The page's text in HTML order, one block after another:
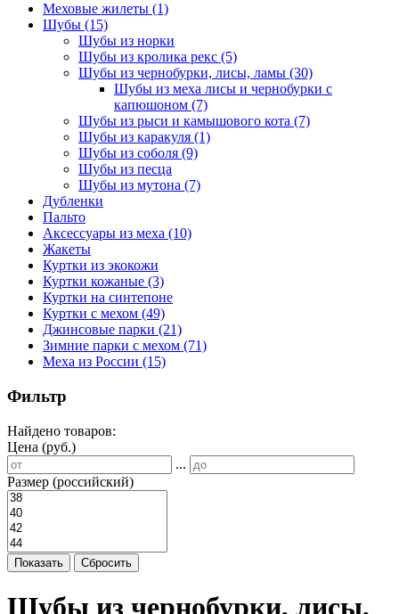
Меховые жилеты (1)
Шубы (15)
Шубы из норки
Шубы из кролика рекс (5)
Шубы из чернобурки, лисы, ламы (30)
Шубы из меха лисы и чернобурки с
капюшоном (7)
Шубы из рыси и камышового кота (7)
Шубы из каракуля (1)
Шубы из соболя (9)
Шубы из песца
Шубы из мутона (7)
Дубленки
Пальто
Аксессуары из меха (10)
Жакеты
Куртки из экокожи
Куртки кожаные (3)
Куртки на синтепоне
Куртки с мехом (49)
Джинсовые парки (21)
Зимние парки с мехом (71)
Меха из России (15)
Фильтр
Найдено товаров:
Цена (руб.)
...
Размер (российский)
Показать Сбросить
Шубы из чернобурки, лисы,